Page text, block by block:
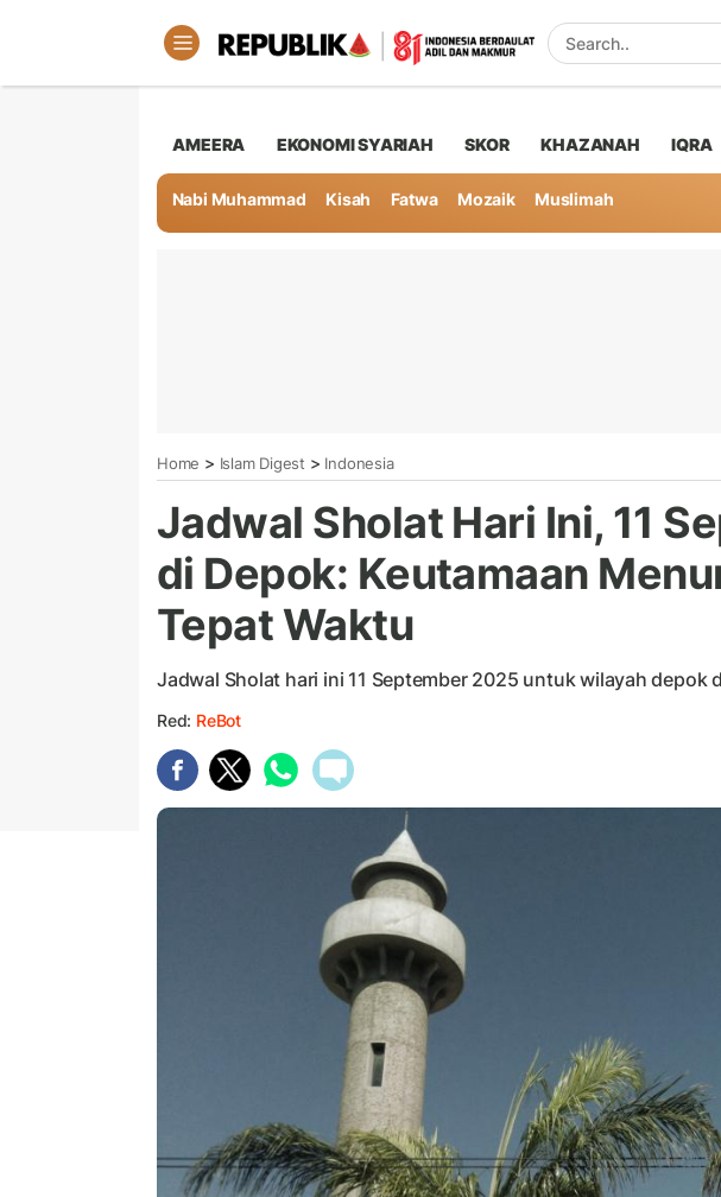
AMEERA EKONOMI SYARIAH SKOR KHAZANAH IQRA
Nabi Muhammad Kisah Fatwa Mozaik Muslimah
Home > Islam Digest > Indonesia
Jadwal Sholat Hari Ini, 11
di Depok: Keutamaan
Tepat Waktu
Jadwal Sholat hari ini 11 September 2025 untuk wilayah depok
Red: ReBot